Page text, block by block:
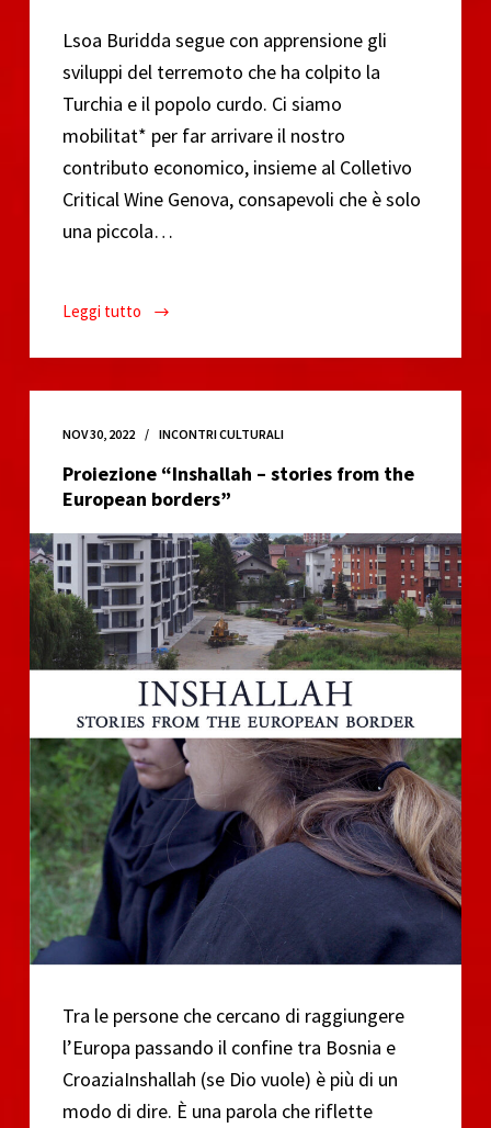
Lsoa Buridda segue con apprensione gli
sviluppi del terremoto che ha colpito la
Turchia e il popolo curdo. Ci siamo
mobilitat* per far arrivare il nostro
contributo economico, insieme al Colletivo
Critical Wine Genova, consapevoli che è solo
una piccola…
Leggi tutto
Call
Terremoto
Rojava
NOV 30, 2022 INCONTRI CULTURALI
Proiezione “Inshallah – stories from the
European borders”
Tra le persone che cercano di raggiungere
l’Europa passando il confine tra Bosnia e
CroaziaInshallah (se Dio vuole) è più di un
modo di dire. È una parola che riflette